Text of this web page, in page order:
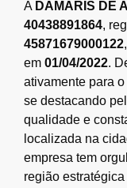
A DAMARIS DE
40438891864,
45871679000122
em 01/04/2022.
ativamente para
se destacando
qualidade e
localizada na
empresa tem
região